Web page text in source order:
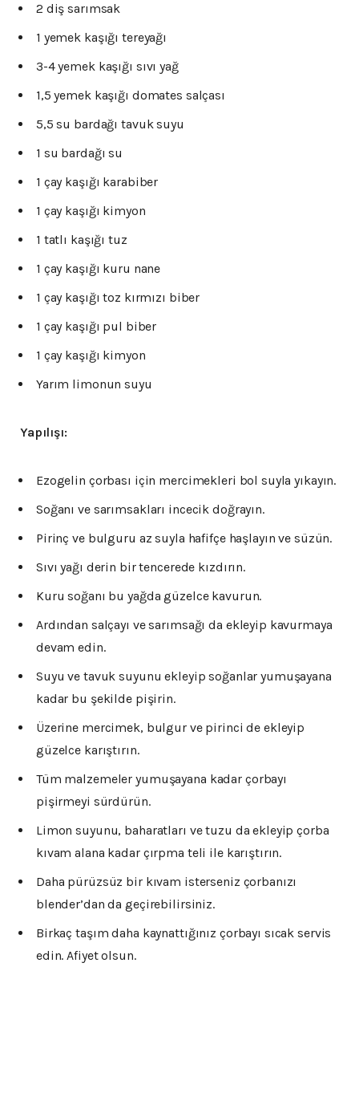
2 diş sarımsak
1 yemek kaşığı tereyağı
3-4 yemek kaşığı sıvı yağ
1,5 yemek kaşığı domates salçası
5,5 su bardağı tavuk suyu
1 su bardağı su
1 çay kaşığı karabiber
1 çay kaşığı kimyon
1 tatlı kaşığı tuz
1 çay kaşığı kuru nane
1 çay kaşığı toz kırmızı biber
1 çay kaşığı pul biber
1 çay kaşığı kimyon
Yarım limonun suyu
Yapılışı:
Ezogelin çorbası için mercimekleri bol suyla yıkayın.
Soğanı ve sarımsakları incecik doğrayın.
Pirinç ve bulguru az suyla hafifçe haşlayın ve süzün.
Sıvı yağı derin bir tencerede kızdırın.
Kuru soğanı bu yağda güzelce kavurun.
Ardından salçayı ve sarımsağı da ekleyip kavurmaya
devam edin.
Suyu ve tavuk suyunu ekleyip soğanlar yumuşayana
kadar bu şekilde pişirin.
Üzerine mercimek, bulgur ve pirinci de ekleyip
güzelce karıştırın.
Tüm malzemeler yumuşayana kadar çorbayı
pişirmeyi sürdürün.
Limon suyunu, baharatları ve tuzu da ekleyip çorba
kıvam alana kadar çırpma teli ile karıştırın.
Daha pürüzsüz bir kıvam isterseniz çorbanızı
blender’dan da geçirebilirsiniz.
Birkaç taşım daha kaynattığınız çorbayı sıcak servis
edin. Afiyet olsun.